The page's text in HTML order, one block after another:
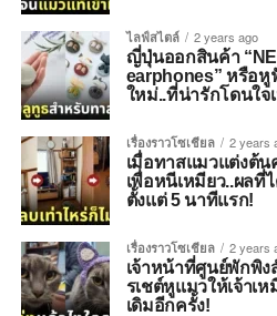
ไลฟ์สไตล์ 2 years ago
ญี่ปุ่นออกสินค้า
earphones” หรือ
ใหม่..ที่น่ารักโดนใจ
เรื่องราวโซเชียล 2 years
เมื่อทาสแมวแต่งต้
เพื่อหนีเหมียว..ผล
ตั้งแต่ 5 นาทีแรก!
เรื่องราวโซเชียล 2 years
เจ้าหน้าที่ศูนย์พักพิง
รเชต์หูแมวให้เจ้าเ
เดิมอีกครั้ง!